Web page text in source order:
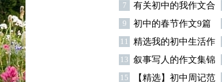
集锦七篇
7
有关初中的我作文合
集十篇
9 初中的春节作文9篇
11
精选我的初中生活作
文3篇
13 叙事写人的作文集锦
十篇
15
【精选】初中周记范